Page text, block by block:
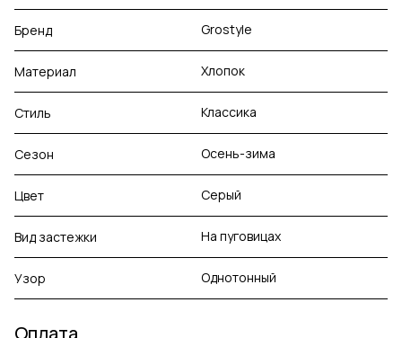
Бренд Grostyle
Материал Хлопок
Стиль Классика
Сезон Осень-зима
Цвет Серый
Вид застежки На пуговицах
Узор Однотонный